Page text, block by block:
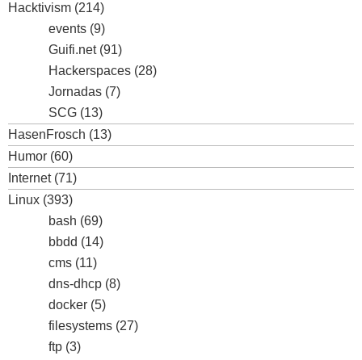
Hacktivism (214)
events (9)
Guifi.net(91)
Hackerspaces (28)
Jornadas (7)
SCG (13)
HasenFrosch (13)
Humor (60)
Internet(71)
Linux (393)
bash (69)
bbdd (14)
cms (11)
dns-dhcp (8)
docker (5)
filesystems (27)
ftp (3)